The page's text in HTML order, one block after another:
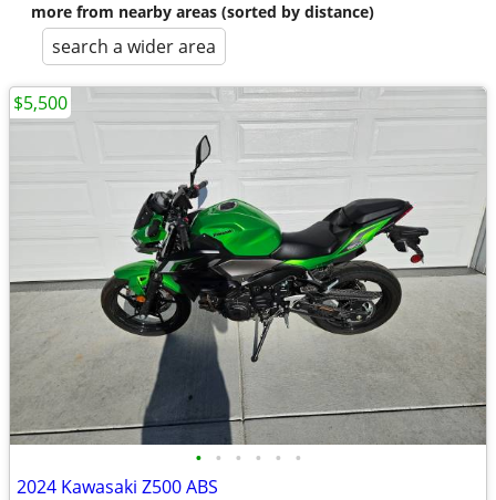
more from nearby areas (sorted by distance)
search a wider area
• • • • • •
2024 Kawasaki Z500 ABS
$5,500